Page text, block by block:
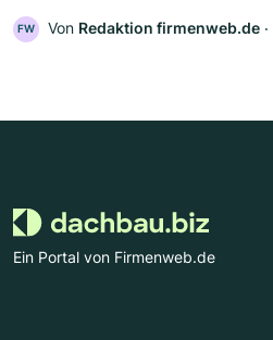
FW Von Redaktion firmenweb.de ‧
Ein Portal von Firmenweb.de